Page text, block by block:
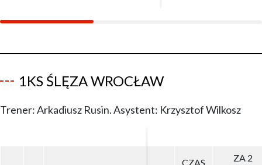
1KS ŚLĘZA WROCŁAW
Trener: Arkadiusz Rusin. Asystent: Krzysztof Wilkosz
CZAS
ZA 2
CZAS ZA 2